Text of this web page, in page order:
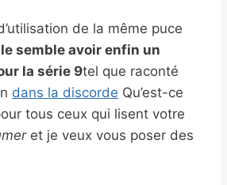
de la même puce
semble avoir enfin un
la série 9tel que raconté
dans la discorde Qu’est-ce
tous ceux qui lisent votre
et je veux vous poser des